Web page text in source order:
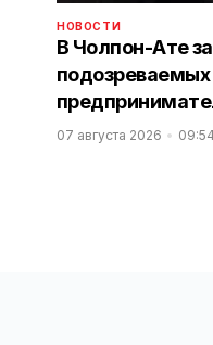
НОВОСТИ
В Чолпон-Ате
подозреваемых
07 августа 2026 09:54